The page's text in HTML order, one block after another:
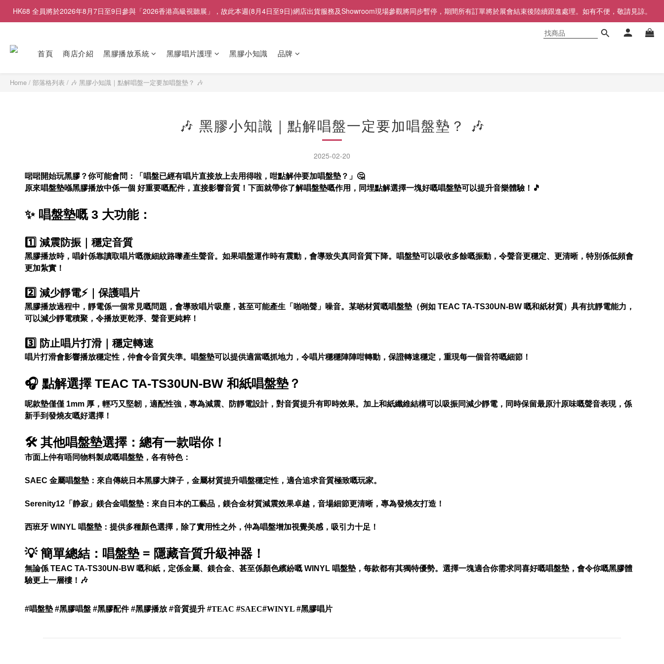
HK68 全員將於2026年8月7日至9日參與「2026香港高級視聽展」，故此本週(8月4日至9日)網店出貨服務及Showroom現場參觀將同步暫停，期間所有訂單將於展會結束後陸續跟進處理。如有不便，敬請見諒。
首頁 商店介紹 黑膠播放系統 黑膠唱片護理 黑膠小知識 品牌
Home / 部落格列表 / 🎶 黑膠小知識｜點解唱盤一定要加唱盤墊？ 🎶
🎶 黑膠小知識｜點解唱盤一定要加唱盤墊？ 🎶
2025-02-20
啱啱開始玩黑膠？你可能會問：「唱盤已經有唱片直接放上去用得啦，咁點解仲要加唱盤墊？」🤔
原來唱盤墊喺黑膠播放中係一個 好重要嘅配件，直接影響音質！下面就帶你了解唱盤墊嘅作用，同埋點解選擇一塊好嘅唱盤墊可以提升音樂體驗！🎵
✨ 唱盤墊嘅 3 大功能：
1️⃣ 減震防振｜穩定音質
黑膠播放時，唱針係靠讀取唱片嘅微細紋路嚟產生聲音。如果唱盤運作時有震動，會導致失真同音質下降。唱盤墊可以吸收多餘嘅振動，令聲音更穩定、更清晰，特別係低頻會
更加紮實！
2️⃣ 減少靜電⚡️｜保護唱片
黑膠播放過程中，靜電係一個常見嘅問題，會導致唱片吸塵，甚至可能產生「啪啪聲」噪音。某啲材質嘅唱盤墊（例如 TEAC TA-TS30UN-BW 嘅和紙材質）具有抗靜電能力，
可以減少靜電積聚，令播放更乾淨、聲音更純粹！
3️⃣ 防止唱片打滑｜穩定轉速
唱片打滑會影響播放穩定性，仲會令音質失準。唱盤墊可以提供適當嘅抓地力，令唱片穩穩陣陣咁轉動，保證轉速穩定，重現每一個音符嘅細節！
🎧 點解選擇 TEAC TA-TS30UN-BW 和紙唱盤墊 ？
呢款墊僅僅 1mm 厚，輕巧又堅韌，適配性強，專為減震、防靜電設計，對音質提升有即時效果。加上和紙纖維結構可以吸振同減少靜電，同時保留最原汁原味嘅聲音表現，係
新手到發燒友嘅好選擇！
🛠 其他唱盤墊選擇：總有一款啱你！
市面上仲有唔同物料製成嘅唱盤墊，各有特色：
SAEC 金屬唱盤墊：來自傳統日本黑膠大牌子，金屬材質提升唱盤穩定性，適合追求音質極致嘅玩家。
Serenity12「静寂」鎂合金唱盤墊：來自日本的工藝品，鎂合金材質減震效果卓越，音場細節更清晰，專為發燒友打造！
西班牙 WINYL 唱盤墊：提供多種顏色選擇，除了實用性之外，仲為唱盤增加視覺美感，吸引力十足！
💡 簡單總結：唱盤墊 = 隱藏音質升級神器！
無論係 TEAC TA-TS30UN-BW 嘅和紙，定係金屬、鎂合金、甚至係顏色繽紛嘅 WINYL 唱盤墊，每款都有其獨特優勢。選擇一塊適合你需求同喜好嘅唱盤墊，會令你嘅黑膠體
驗更上一層樓！🎶
#唱盤墊 #黑膠唱盤 #黑膠配件 #黑膠播放 #音質提升 #TEAC #SAEC#WINYL #黑膠唱片